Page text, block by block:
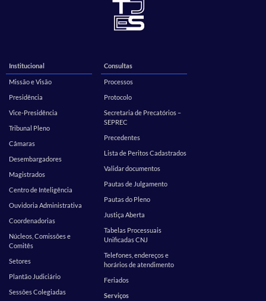
Institucional
Missão e Visão
Presidência
Vice-Presidência
Tribunal Pleno
Câmaras
Desembargadores
Magistrados
Centro de Inteligência
Ouvidoria Administrativa
Coordenadorias
Núcleos, Comissões e
Comitês
Setores
Plantão Judiciário
Sessões Colegiadas
Consultas
Processos
Protocolo
Secretaria de Precatórios –
SEPREC
Precedentes
Lista de Peritos Cadastrados
Validar documentos
Pautas de Julgamento
Pautas do Pleno
Justiça Aberta
Tabelas Processuais
Unificadas CNJ
Telefones, endereços e
horários de atendimento
Feriados
Serviços